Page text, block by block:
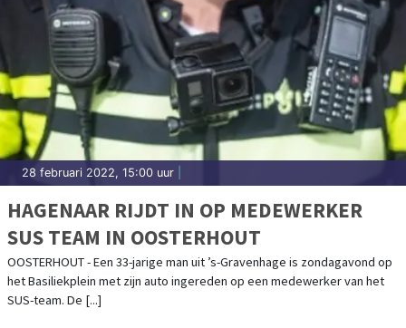
28 februari 2022, 15:00 uur
HAGENAAR RIJDT IN OP MEDEWERKER
SUS TEAM IN OOSTERHOUT
OOSTERHOUT - Een 33-jarige man uit ’s-Gravenhage is zondagavond op
het Basiliekplein met zijn auto ingereden op een medewerker van het
SUS-team. De [...]